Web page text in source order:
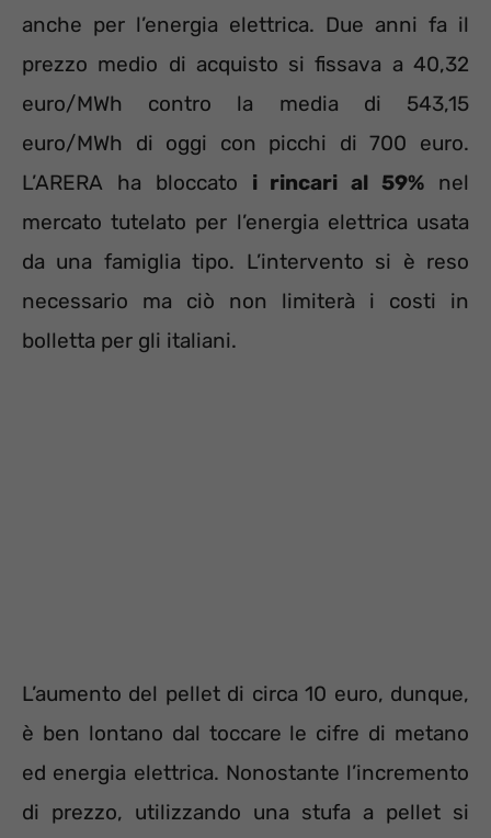
anche per l’energia elettrica. Due anni fa il
prezzo medio di acquisto si fissava a 40,32
euro/MWh contro la media di 543,15
euro/MWh di oggi con picchi di 700 euro.
L’ARERA ha bloccato i rincari al 59% nel
mercato tutelato per l’energia elettrica usata
da una famiglia tipo. L’intervento si è reso
necessario ma ciò non limiterà i costi in
bolletta per gli italiani.
L’aumento del pellet di circa 10 euro, dunque,
è ben lontano dal toccare le cifre di metano
ed energia elettrica. Nonostante l’incremento
di prezzo, utilizzando una stufa a pellet si